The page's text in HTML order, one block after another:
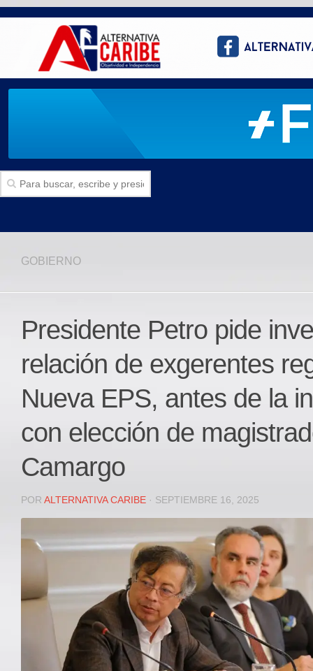
Politica
Deportes
JUDICIAL
REGIONAL
DEPARTAMENTAL
OPINIÓN
Contactenos
facebook
Twitter
Registro ISSN: 2711-3299
GOBIERNO
Presidente Petro pide
relación de exgerentes
Nueva EPS, antes de la
con elección de
Camargo
POR ALTERNATIVA CARIBE · SEPTIEMBRE 16, 2025